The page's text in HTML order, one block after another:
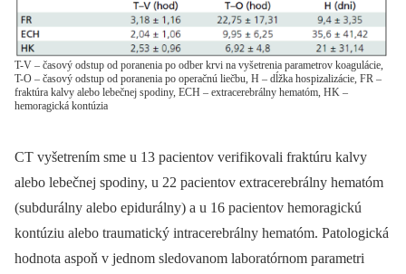
T-V – časový odstup od poranenia po odber krvi na vyšetrenia parametrov koagulácie,
T-O – časový odstup od poranenia po operačnú liečbu, H – dĺžka hospizalizácie, FR –
fraktúra kalvy alebo lebečnej spodiny, ECH – extracerebrálny hematóm, HK –
hemoragická kontúzia
CT vyšetrením sme u 13 pacientov verifikovali fraktúru kalvy
alebo lebečnej spodiny, u 22 pacientov extracerebrálny hematóm
(subdurálny alebo epidurálny) a u 16 pacientov hemoragickú
kontúziu alebo traumatický intracerebrálny hematóm. Patologická
hodnota aspoň v jednom sledovanom laboratórnom parametri